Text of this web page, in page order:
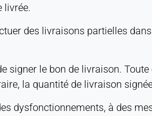
livrée.
des livraisons partielles
signer le bon de livraison.
la quantité de livraison
dysfonctionnements, à des